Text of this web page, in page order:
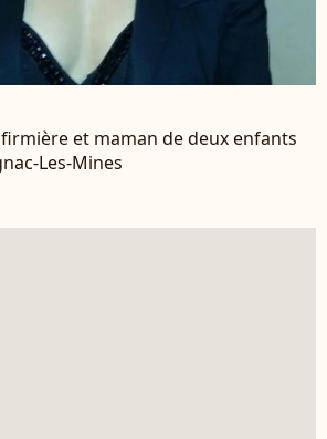
et maman de deux enfants
Les-Mines